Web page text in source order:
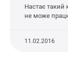
Настає такий
не може
11.02.2016